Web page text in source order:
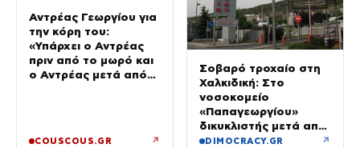
Αντρέας Γεωργίου για
την κόρη του:
«Υπάρχει ο Αντρέας
πριν από το μωρό και
ο Αντρέας μετά από
COUSCOUS.GR ↗
Σοβαρό τροχαίο στη
Χαλκιδική: Στο
νοσοκομείο
«Παπαγεωργίου»
δικυκλιστής μετά από
σύγκρουση
DIMOCRACY.GR ↗